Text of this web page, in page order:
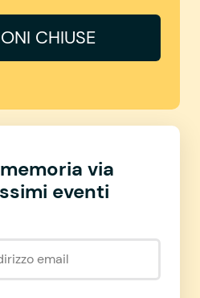
CHIUSE
via
eventi